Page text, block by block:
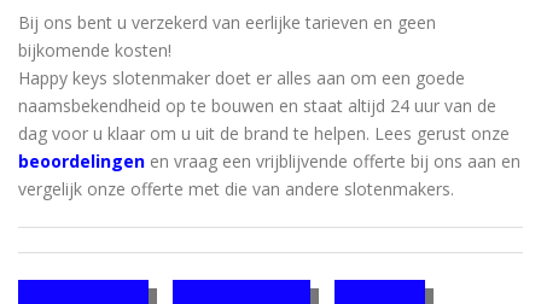
Bij ons bent u verzekerd van eerlijke tarieven en geen
bijkomende kosten!
Happy keys slotenmaker doet er alles aan om een ​​goede
naamsbekendheid op te bouwen en staat altijd 24 uur van de
dag voor u klaar om u uit de brand te helpen. Lees gerust onze
beoordelingen en vraag een vrijblijvende offerte bij ons aan en
vergelijk onze offerte met die van andere slotenmakers.